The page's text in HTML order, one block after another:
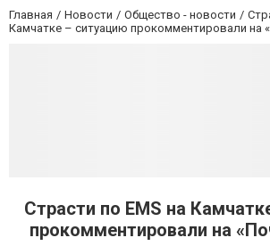
Главная Новости Общество - новости
Камчатке – ситуацию прокомментировали на
Страсти по EMS на
прокомментировали на